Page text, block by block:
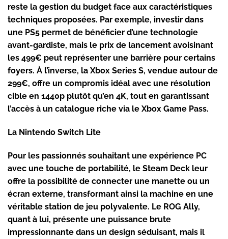
reste la gestion du budget face aux caractéristiques
techniques proposées. Par exemple, investir dans
une PS5 permet de bénéficier d’une technologie
avant-gardiste, mais le prix de lancement avoisinant
les 499€ peut représenter une barrière pour certains
foyers. À l’inverse, la Xbox Series S, vendue autour de
299€, offre un compromis idéal avec une résolution
cible en 1440p plutôt qu’en 4K, tout en garantissant
l’accès à un catalogue riche via le Xbox Game Pass.
La Nintendo Switch Lite
Pour les passionnés souhaitant une expérience PC
avec une touche de portabilité, le Steam Deck leur
offre la possibilité de connecter une manette ou un
écran externe, transformant ainsi la machine en une
véritable station de jeu polyvalente. Le ROG Ally,
quant à lui, présente une puissance brute
impressionnante dans un design séduisant, mais il